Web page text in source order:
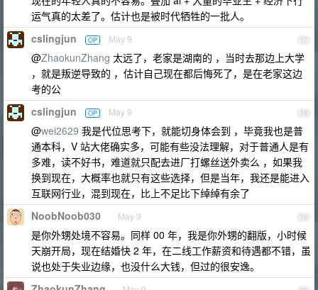
运气真的太差了。估计也是被时代牺牲的一批人。
17
cslingjun OP May 9
@ZhaokunZhang 太远了，老家是湖南的 ，当时去那边上大学
，就是叛逆导致的 ，估计自己现在都后悔死了，是在老家这边
考的公
18
cslingjun OP May 9
@wei2629 我是代位思考下，就能切身体会到 ，毕竟我也是普
通本科，V 站大佬确实多，可能有些没法理解，对于普通人是有
多难，读不好书，难道就只配去进厂打螺丝送外卖么 ，如果我
换到现在，大概率也就只有这些选择，但是当年，我还是能进入
互联网行业，混到现在，比上不足比下绰绰有余了
19
NoobNoob030 May 9
是你外甥处境不容易。同样 00 年，我是你外甥的翻版，小时候
天崩开局，现在结婚快 2 年，在二线工作薪资和待遇都不错，虽
说也处于失业边缘，也没什么大钱，但过的很安逸。